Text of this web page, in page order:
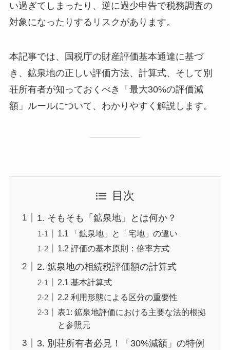
い過ぎてしまったり、逆に過少申告で税務調査の
対象になったりするリスクがあります。
本記事では、国税庁の財産評価基本通達に基づ
き、鉱泉地の正しい評価方法、計算式、そして別
荘所有者が知っておくべき「最大30%の評価減
額」ルールについて、わかりやすく解説します。
目次
1. そもそも「鉱泉地」とは何か？
1.1 「鉱泉地」と「宅地」の違い
1.2 評価の基本原則：倍率方式
2. 鉱泉地の相続税評価額の計算式
2.1 基本計算式
2.2 利用形態による区分の重要性
表1: 鉱泉地評価における主要な法的根拠
と参照元
3. 別荘所有者必見！「30%減額」の特例